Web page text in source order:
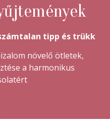
tipp és trükk
növelő ötletek,
a harmonikus